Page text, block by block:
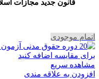
قانون جدید مجازات
اتمام موجودی
برای مقایسه اضافه کنید
مشاهده سریع
افزودن به علاقه مندی